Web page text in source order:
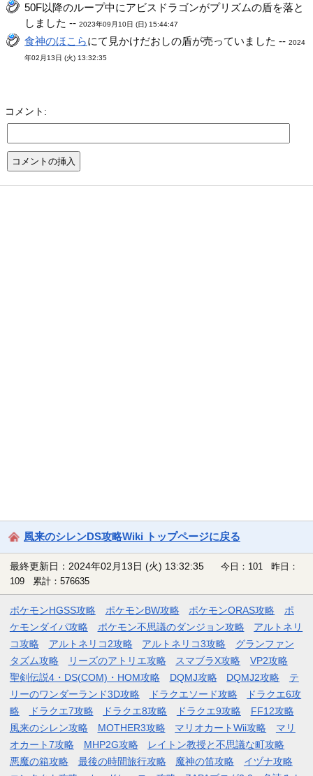
50F以降のループ中にアビスドラゴンがプリズムの盾を落と
しました --2023年09月10日 (日) 15:44:47
食神のほこらにて見かけだおしの盾が売っていました --2024
年02月13日 (火) 13:32:35
コメント:
風来のシレンDS攻略Wiki トップページに戻る
最終更新日：2024年02月13日 (火) 13:32:35
今日：101 昨日：
109 累計：576635
ポケモンHGSS攻略 ポケモンBW攻略 ポケモンORAS攻略
ポ
ケモンダイパ攻略
ポケモン不思議のダンジョン攻略
アルトネリ
コ攻略
アルトネリコ2攻略 アルトネリコ3攻略
グランファン
タズム攻略
リーズのアトリエ攻略 スマブラX攻略
VP2攻略
聖剣伝説4・DS(COM)・HOM攻略
DQMJ攻略 DQMJ2攻略
テ
リーのワンダーランド3D攻略
ドラクエソード攻略
ドラクエ6攻
略
ドラクエ7攻略 ドラクエ8攻略 ドラクエ9攻略
FF12攻略
風来のシレン攻略
MOTHER3攻略 マリオカートWii攻略
マリ
オカート7攻略
MHP2G攻略
レイトン教授と不思議な町攻略
悪魔の箱攻略
最後の時間旅行攻略 魔神の笛攻略
イヅナ攻略